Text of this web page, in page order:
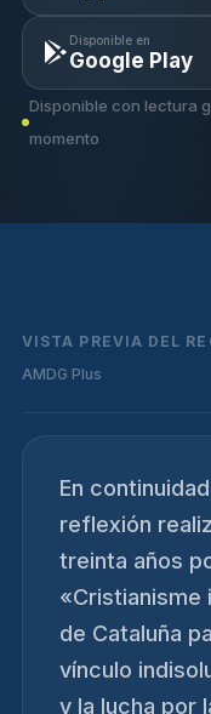
Disponible en
Google Play
Disponible con lectura
momento
VISTA PREVIA DEL
AMDG Plus
En
reflexión
treinta años
«Cristianisme
de Cataluña
vínculo
y la lucha por